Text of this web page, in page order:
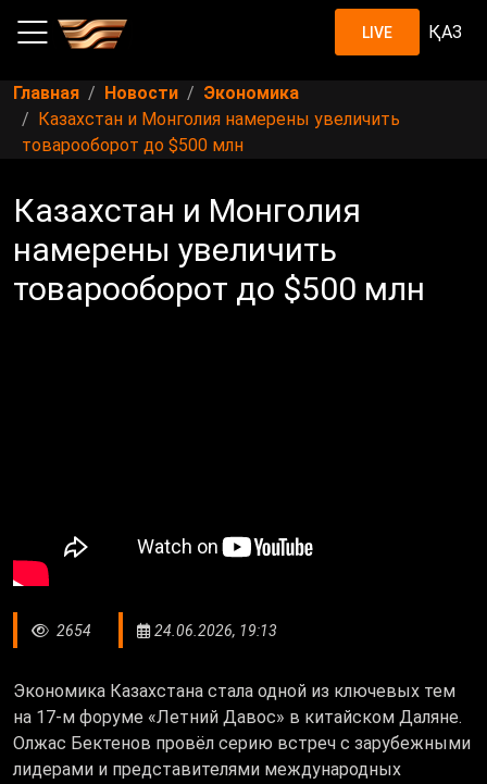
LIVE ҚАЗ
Главная Новости
Экономика
Казахстан и Монголия намерены увеличить
товарооборот до $500 млн
Казахстан и Монголия
намерены увеличить
товарооборот до $500 млн
2654 24.06.2026, 19:13
Экономика Казахстана стала одной из ключевых тем
на 17-м форуме «Летний Давос» в китайском Даляне.
Олжас Бектенов провёл серию встреч с зарубежными
лидерами и представителями международных